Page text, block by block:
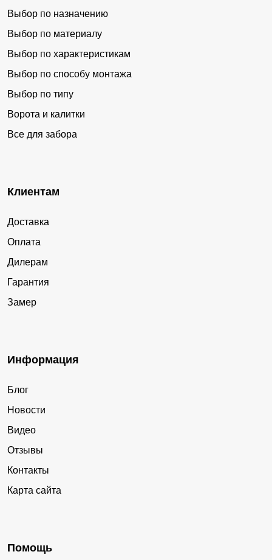
Выбор по назначению
Выбор по материалу
Выбор по характеристикам
Выбор по способу монтажа
Выбор по типу
Ворота и калитки
Все для забора
Клиентам
Доставка
Оплата
Дилерам
Гарантия
Замер
Информация
Блог
Новости
Видео
Отзывы
Контакты
Карта сайта
Помощь